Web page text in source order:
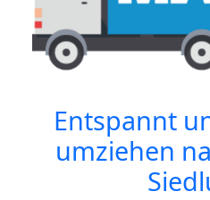
Entspannt
umziehen